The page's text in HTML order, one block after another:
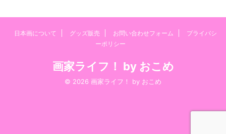
日本画について グッズ販売 お問い合わせフォーム
プライバシ
ーポリシー
画家ライフ！ by おこめ
© 2026 画家ライフ！ by おこめ